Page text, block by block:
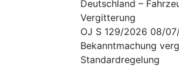
Deutschland –
Vergitterung
OJ S 129/2026 08/
Bekanntmachung
Standardregelung